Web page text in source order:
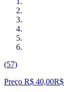
(57)
Preço R$ 40,00R$